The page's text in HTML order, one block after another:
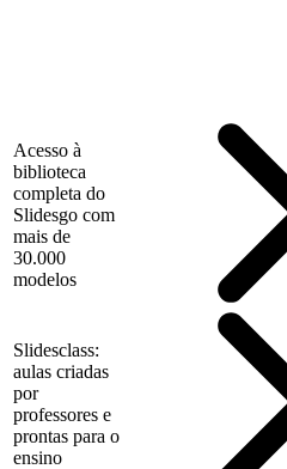
Acesso à
biblioteca
completa do
Slidesgo com
mais de
30.000
modelos
Slidesclass:
aulas criadas
por
professores e
prontas para o
ensino